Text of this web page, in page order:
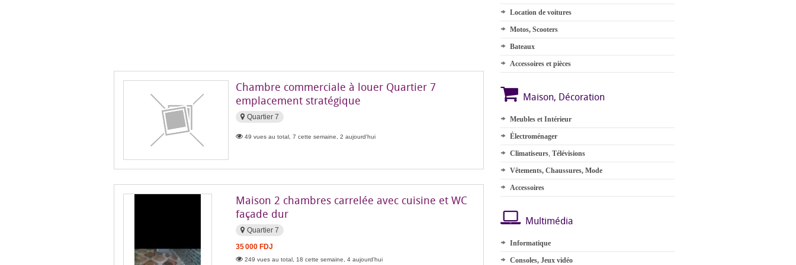
Chambre commerciale à louer Quartier 7
emplacement stratégique
Quartier 7
49 vues au total, 7 cette semaine, 2 aujourd'hui
Maison 2 chambres carrelée avec cuisine et WC
façade dur
Quartier 7
35 000 FDJ
249 vues au total, 18 cette semaine, 4 aujourd'hui
Location de voitures
Motos, Scooters
Bateaux
Accessoires et pièces
Maison, Décoration
Meubles et Intérieur
Électroménager
Climatiseurs, Télévisions
Vêtements, Chaussures, Mode
Accessoires
Multimédia
Informatique
Consoles, Jeux vidéo